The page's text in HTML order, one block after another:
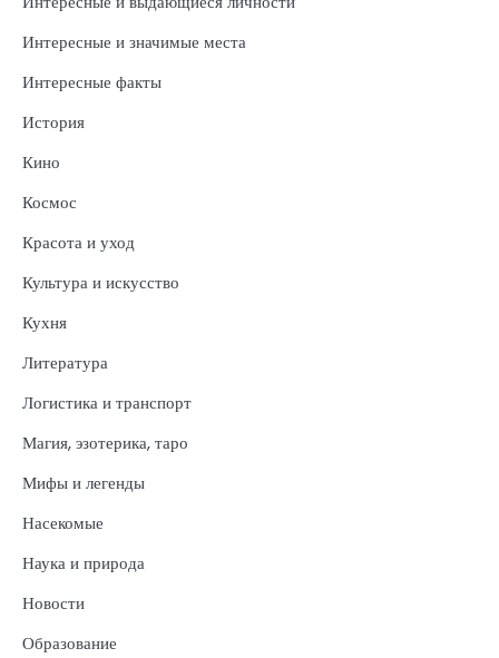
Интересные и значимые места
Интересные факты
История
Кино
Космос
Красота и уход
Культура и искусство
Кухня
Литература
Логистика и транспорт
Магия, эзотерика, таро
Мифы и легенды
Насекомые
Наука и природа
Новости
Образование